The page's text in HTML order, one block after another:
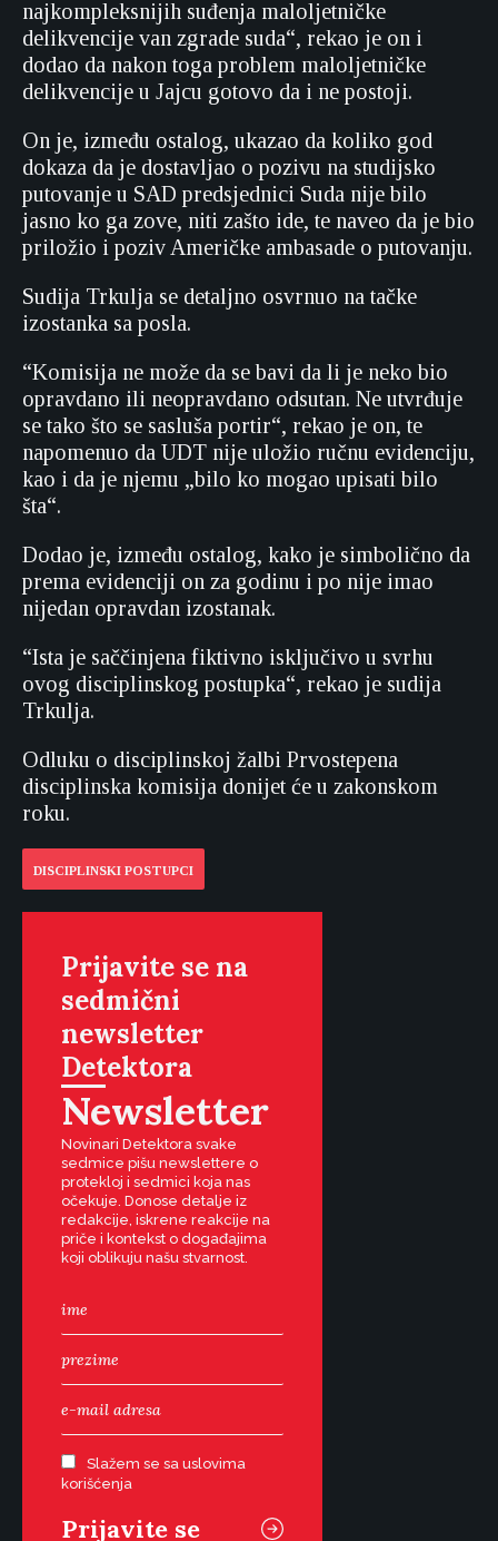
najkompleksnijih suđenja maloljetničke
delikvencije van zgrade suda“, rekao je on i
dodao da nakon toga problem maloljetničke
delikvencije u Jajcu gotovo da i ne postoji.
On je, između ostalog, ukazao da koliko god
dokaza da je dostavljao o pozivu na studijsko
putovanje u SAD predsjednici Suda nije bilo
jasno ko ga zove, niti zašto ide, te naveo da je bio
priložio i poziv Američke ambasade o putovanju.
Sudija Trkulja se detaljno osvrnuo na tačke
izostanka sa posla.
“Komisija ne može da se bavi da li je neko bio
opravdano ili neopravdano odsutan. Ne utvrđuje
se tako što se sasluša portir“, rekao je on, te
napomenuo da UDT nije uložio ručnu evidenciju,
kao i da je njemu „bilo ko mogao upisati bilo
šta“.
Dodao je, između ostalog, kako je simbolično da
prema evidenciji on za godinu i po nije imao
nijedan opravdan izostanak.
“Ista je saččinjena fiktivno isključivo u svrhu
ovog disciplinskog postupka“, rekao je sudija
Trkulja.
Odluku o disciplinskoj žalbi Prvostepena
disciplinska komisija donijet će u zakonskom
roku.
DISCIPLINSKI POSTUPCI
Prijavite se na
sedmični
newsletter
Detektora
Newsletter
Novinari Detektora svake
sedmice pišu newslettere o
protekloj i sedmici koja nas
očekuje. Donose detalje iz
redakcije, iskrene reakcije na
priče i kontekst o događajima
koji oblikuju našu stvarnost.
Slažem se sa uslovima
korišćenja